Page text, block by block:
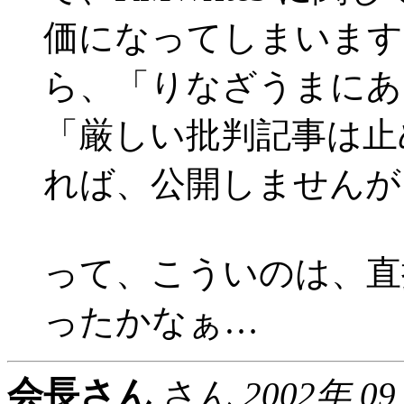
価になってしまいま
ら、「りなざうまに
「厳しい批判記事は
れば、公開しません
って、こういのは、
ったかなぁ…
会長さん さん 2002年